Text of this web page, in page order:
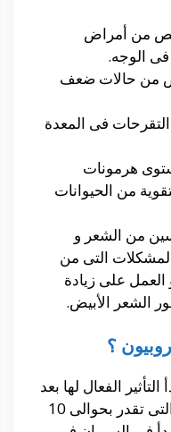
من أمراض
الوجه.
من حالات ضعف
فى المعدة
هرمونات
من الحيوانات
من الشعر و
التى من
على زيادة
الشعر الأبيض.
؟
الفعال لها بعد
مرور مدة من الوقت و التى تقدر بحوالى 10